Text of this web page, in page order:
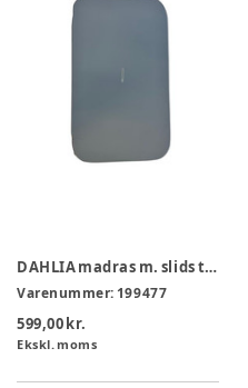
DAHLIA madras m. slids til tvillingebarnevogn
Varenummer: 199477
599,00 kr.
Ekskl. moms